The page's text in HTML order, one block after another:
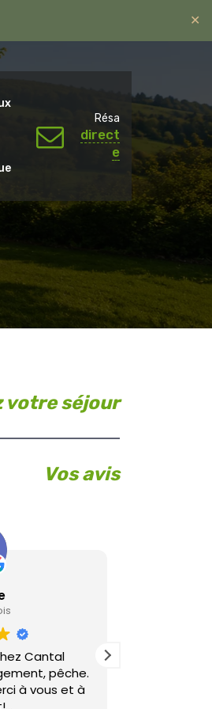
✕
Résa
direct
e
votre séjour
Vos avis
Cantal
pêche.
à vous et à